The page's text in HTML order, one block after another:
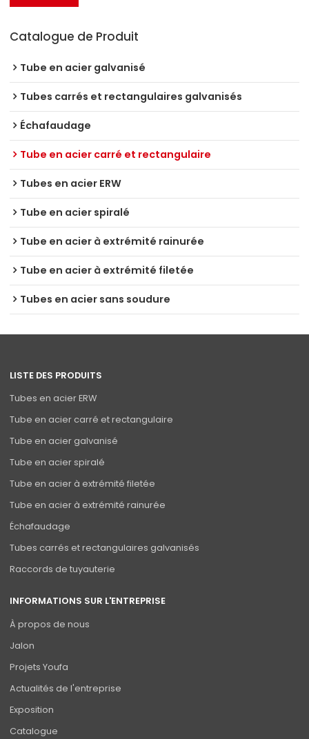
Catalogue de Produit
Tube en acier galvanisé
Tubes carrés et rectangulaires galvanisés
Échafaudage
Tube en acier carré et rectangulaire
Tubes en acier ERW
Tube en acier spiralé
Tube en acier à extrémité rainurée
Tube en acier à extrémité filetée
Tubes en acier sans soudure
LISTE DES PRODUITS
Tubes en acier ERW
Tube en acier carré et rectangulaire
Tube en acier galvanisé
Tube en acier spiralé
Tube en acier à extrémité filetée
Tube en acier à extrémité rainurée
Échafaudage
Tubes carrés et rectangulaires galvanisés
Raccords de tuyauterie
INFORMATIONS SUR L'ENTREPRISE
À propos de nous
Jalon
Projets Youfa
Actualités de l'entreprise
Exposition
Catalogue